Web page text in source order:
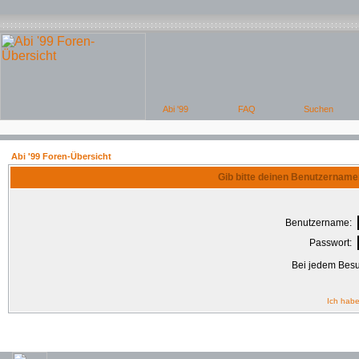
Abi '99 Foren-Übersicht
Gib bitte deinen
Benutzername:
Passwort:
Bei jedem
Ich